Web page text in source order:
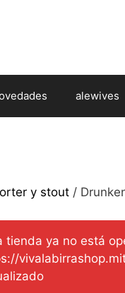
alewives
y stout /
tienda ya no está